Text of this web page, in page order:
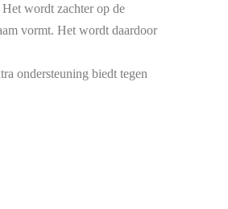
wordt zachter op de
vormt. Het wordt daardoor
ondersteuning biedt tegen